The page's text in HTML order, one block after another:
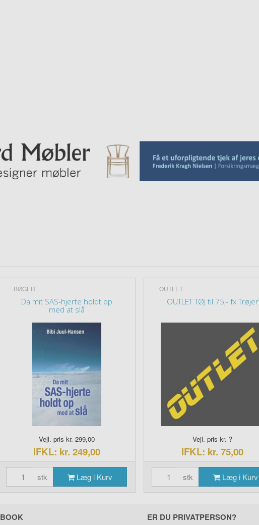
BØGER
Da mit SAS-hjerte holdt op
med at slå
Vejl. pris kr. 299,00
IFKL: kr. 249,00
stk Læg i Kurv
OUTLET
OUTLET TØJ til 75,- fx Trøjer
Vejl. pris kr. ?
IFKL: kr. 75,00
stk Læg i Kurv
BOOK ER DU PRIVATPERSON?